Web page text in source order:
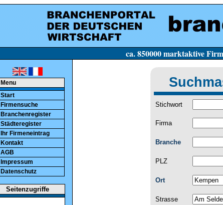
ca. 850000 marktaktive Firmen in
Menu
Start
Firmensuche
Branchenregister
Städteregister
Ihr Firmeneintrag
Kontakt
AGB
Impressum
Datenschutz
Seitenzugriffe
Stichwort
Firma
Branche
PLZ
Ort
Strasse